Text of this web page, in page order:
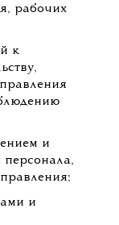
рабочих
к
и
персонала,
и